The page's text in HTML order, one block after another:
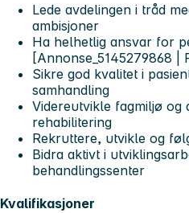
Lede avdelingen i tråd
ambisjoner
Ha helhetlig ansvar for
[Annonse_5145279868 |
Sikre god kvalitet i
samhandling
Videreutvikle fagmiljø og
rehabilitering
Rekruttere, utvikle og
Bidra aktivt i
behandlingssenter
Kvalifikasjoner